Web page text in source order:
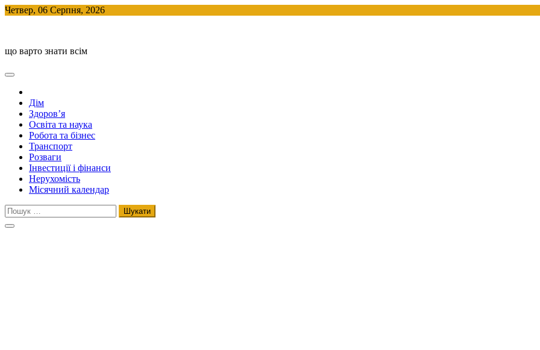
Skip
Четвер, 06 Серпня, 2026
що варто знати всім
Дім
Здоров’я
Освіта та наука
Робота та бізнес
Транспорт
Розваги
Інвестиції і фінанси
Нерухомість
Місячний календар
Пошук: